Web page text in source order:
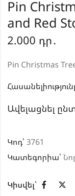
Pin
and Red
2.000 դր․
Pin Christmas
Ավելացնել
Կոդ՝ 3761
Կատեգորիա՝
Կիսվել՝